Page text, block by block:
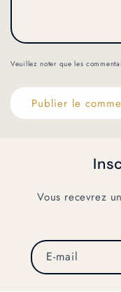
Veuillez noter que les
Vous recevrez
E-mail